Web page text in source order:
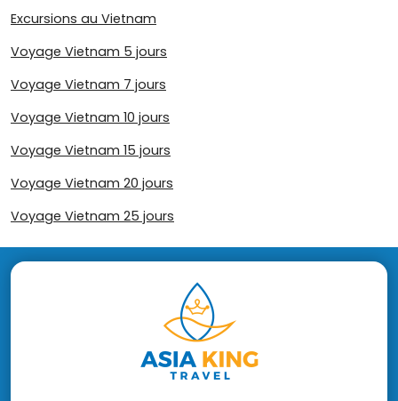
Excursions au Vietnam
Voyage Vietnam 5 jours
Voyage Vietnam 7 jours
Voyage Vietnam 10 jours
Voyage Vietnam 15 jours
Voyage Vietnam 20 jours
Voyage Vietnam 25 jours